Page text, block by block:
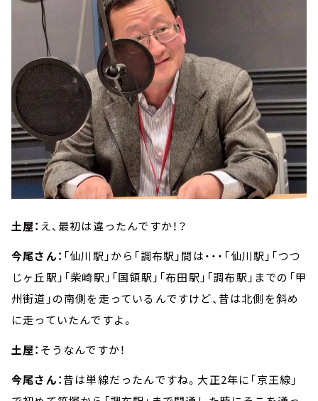
土屋： え、最初は違ったんですか！？
今尾さん： 「仙川駅」から「調布駅」間は・・・「仙川駅」「つつ
じヶ丘駅」「柴崎駅」「国領駅」「布田駅」「調布駅」までの「甲
州街道」の南側を走っているんですけど、昔は北側を斜め
に走っていたんですよ。
土屋： そうなんですか！
今尾さん：昔は単線だったんですね。大正2年に「京王線」